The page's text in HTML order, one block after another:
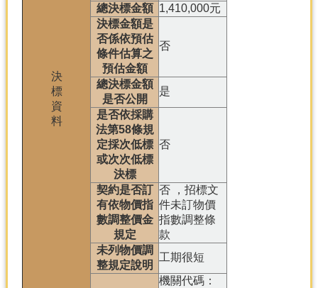
決
標
資
料
總決標金額 1,410,000元
決標金額是
否係依預估
條件估算之
預估金額
否
總決標金額
是否公開
是
是否依採購
法第58條規
定採次低標
或次次低標
決標
否
契約是否訂
有依物價指
數調整價金
規定
否 ，招標文
件未訂物價
指數調整條
款
未列物價調
整規定說明
工期很短
機關代碼：